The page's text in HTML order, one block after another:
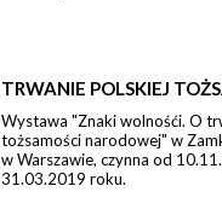
TRWANIE POLSKIEJ
Wystawa "Znaki wolnośći. O
tożsamości narodowej" w
w Warszawie, czynna od
31.03.2019 roku.